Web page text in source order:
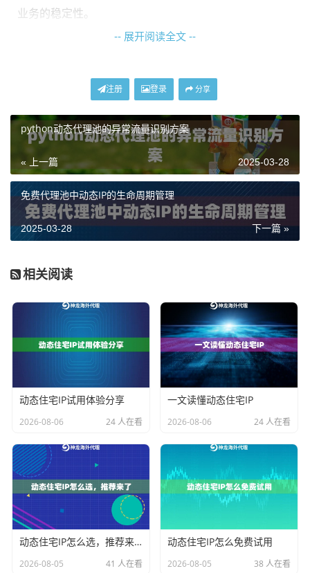
业务的稳定性。
我们使用神龙海外代理IP搭建的测试环境，在72小时内
平台类型 具体环境
测试重点
桌面系统
图形界面工具兼容
性
服务器系
统
CentOS 7.9 命令行工具稳定性
混合环境 跨平台切换稳定性
实测发现三个关键结论：
在Linux环境需特别注意 系统时间同步，超过3秒误
差会导致代理IP认证失败
智能路由技术可自动适配不
常见故障排除手册
根据300+用户案例整理的高频问题：
案例1：在Docker容器内连接代理超时
解决方案：检查容器网络模式，建议使用
--network h
ost参数，并启用神龙代理IP的
-- 展开阅读全文 --
注册 登录 分享
python动态代理池的异常流量识别方案
« 上一篇 2025-03-28
免费代理池中动态IP的生命周期管理
下一篇 »
2025-03-28
相关阅读
动态住宅IP试用体验分享
2026-08-06 24 人在看
一文读懂动态住宅IP
2026-08-06 24 人在看
动态住宅IP怎么选，推荐来了
2026-08-05 41 人在看
动态住宅IP怎么免费试用
2026-08-05 38 人在看